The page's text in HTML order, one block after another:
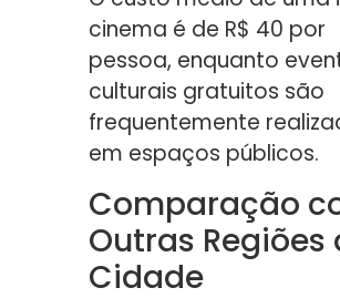
cinema é de R$ 40 por
pessoa, enquanto
culturais gratuitos são
frequentemente
em espaços públicos.
Comparação
Outras Regiões
Cidade